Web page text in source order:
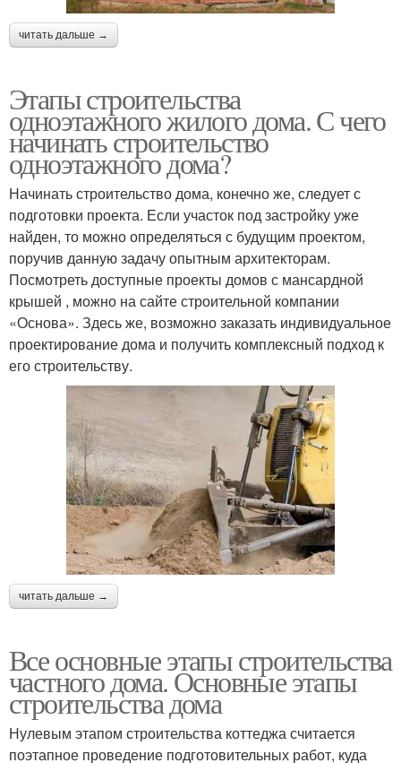
читать дальше →
Этапы строительства
одноэтажного жилого дома. С чего
начинать строительство
одноэтажного дома?
Начинать строительство дома, конечно же, следует с
подготовки проекта. Если участок под застройку уже
найден, то можно определяться с будущим проектом,
поручив данную задачу опытным архитекторам.
Посмотреть доступные проекты домов с мансардной
крышей , можно на сайте строительной компании
«Основа». Здесь же, возможно заказать индивидуальное
проектирование дома и получить комплексный подход к
его строительству.
читать дальше →
Все основные этапы строительства
частного дома. Основные этапы
строительства дома
Нулевым этапом строительства коттеджа считается
поэтапное проведение подготовительных работ, куда